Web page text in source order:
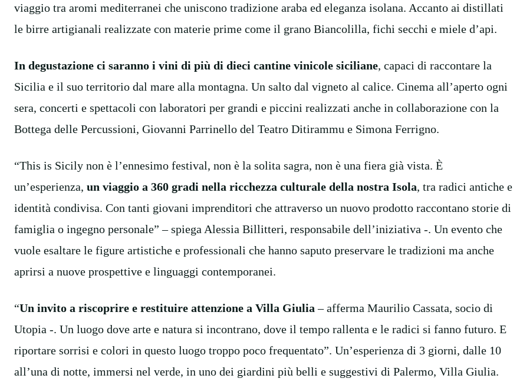
viaggio tra aromi mediterranei che uniscono tradizione araba ed eleganza isolana. Accanto ai distillati
le birre artigianali realizzate con materie prime come il grano Biancolilla, fichi secchi e miele d’api.
In degustazione ci saranno i vini di più di dieci cantine vinicole siciliane, capaci di raccontare la
Sicilia e il suo territorio dal mare alla montagna. Un salto dal vigneto al calice. Cinema all’aperto ogni
sera, concerti e spettacoli con laboratori per grandi e piccini realizzati anche in collaborazione con la
Bottega delle Percussioni, Giovanni Parrinello del Teatro Ditirammu e Simona Ferrigno.
“This is Sicily non è l’ennesimo festival, non è la solita sagra, non è una fiera già vista. È
un’esperienza, un viaggio a 360 gradi nella ricchezza culturale della nostra Isola, tra radici antiche e
identità condivisa. Con tanti giovani imprenditori che attraverso un nuovo prodotto raccontano storie di
famiglia o ingegno personale” – spiega Alessia Billitteri, responsabile dell’iniziativa -. Un evento che
vuole esaltare le figure artistiche e professionali che hanno saputo preservare le tradizioni ma anche
aprirsi a nuove prospettive e linguaggi contemporanei.
“Un invito a riscoprire e restituire attenzione a Villa Giulia – afferma Maurilio Cassata, socio di
Utopia -. Un luogo dove arte e natura si incontrano, dove il tempo rallenta e le radici si fanno futuro. E
riportare sorrisi e colori in questo luogo troppo poco frequentato”. Un’esperienza di 3 giorni, dalle 10
all’una di notte, immersi nel verde, in uno dei giardini più belli e suggestivi di Palermo, Villa Giulia.